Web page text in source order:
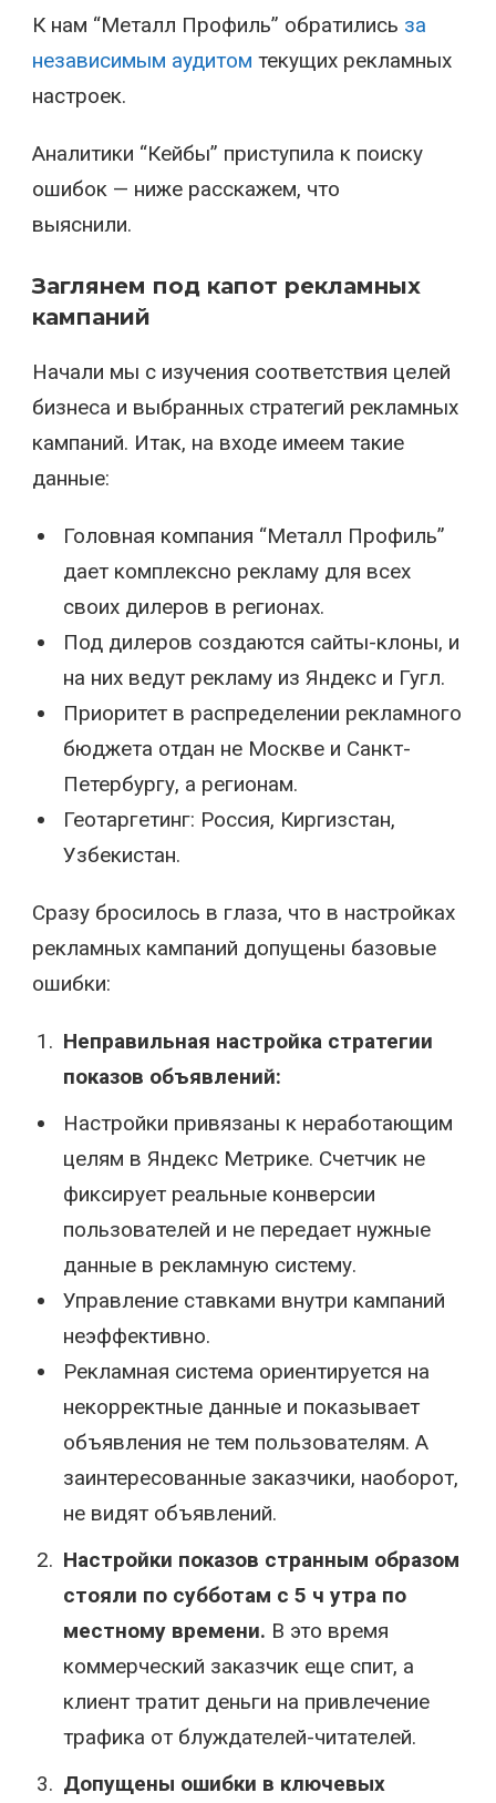
К нам “Металл Профиль” обратились за
независимым аудитом текущих рекламных
настроек.
Аналитики “Кейбы” приступила к поиску
ошибок — ниже расскажем, что
выяснили.
Заглянем под капот рекламных
кампаний
Начали мы с изучения соответствия целей
бизнеса и выбранных стратегий рекламных
кампаний. Итак, на входе имеем такие
данные:
Головная компания “Металл Профиль”
дает комплексно рекламу для всех
своих дилеров в регионах.
Под дилеров создаются сайты-клоны, и
на них ведут рекламу из Яндекс и Гугл.
Приоритет в распределении рекламного
бюджета отдан не Москве и Санкт-
Петербургу, а регионам.
Геотаргетинг: Россия, Киргизстан,
Узбекистан.
Сразу бросилось в глаза, что в настройках
рекламных кампаний допущены базовые
ошибки:
Неправильная настройка стратегии
показов объявлений:
Настройки привязаны к неработающим
целям в Яндекс Метрике. Счетчик не
фиксирует реальные конверсии
пользователей и не передает нужные
данные в рекламную систему.
Управление ставками внутри кампаний
неэффективно.
Рекламная система ориентируется на
некорректные данные и показывает
объявления не тем пользователям. А
заинтересованные заказчики, наоборот,
не видят объявлений.
Настройки показов странным образом
стояли по субботам с 5 ч утра по
местному времени. В это время
коммерческий заказчик еще спит, а
клиент тратит деньги на привлечение
трафика от блуждателей-читателей.
Допущены ошибки в ключевых